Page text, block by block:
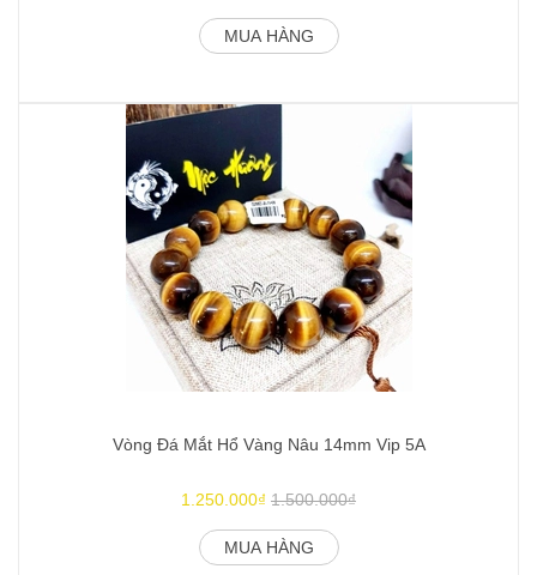
MUA HÀNG
Vòng Đá Mắt Hổ Vàng Nâu 14mm Vip 5A
1.250.000₫ 1.500.000₫
MUA HÀNG